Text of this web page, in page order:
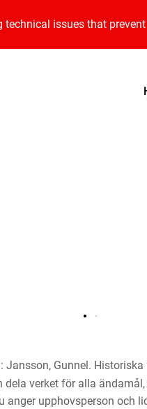
technical issues that
Jansson, Gunnel.
dela verket för alla
anger upphovsperson och